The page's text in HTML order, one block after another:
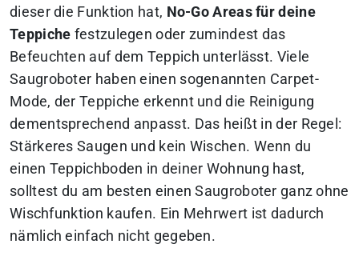
dieser die Funktion hat, No-Go Areas für deine
Teppiche festzulegen oder zumindest das
Befeuchten auf dem Teppich unterlässt. Viele
Saugroboter haben einen sogenannten Carpet-
Mode, der Teppiche erkennt und die Reinigung
dementsprechend anpasst. Das heißt in der Regel:
Stärkeres Saugen und kein Wischen. Wenn du
einen Teppichboden in deiner Wohnung hast,
solltest du am besten einen Saugroboter ganz ohne
Wischfunktion kaufen. Ein Mehrwert ist dadurch
nämlich einfach nicht gegeben.